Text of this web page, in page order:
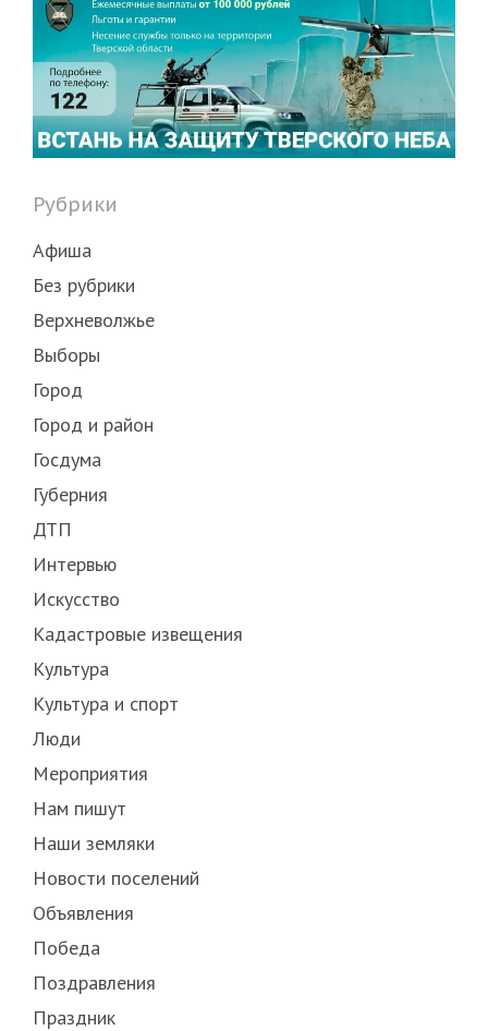
Рубрики
Афиша
Без рубрики
Верхневолжье
Выборы
Город
Город и район
Госдума
Губерния
ДТП
Интервью
Искусство
Кадастровые извещения
Культура
Культура и спорт
Люди
Мероприятия
Нам пишут
Наши земляки
Новости поселений
Объявления
Победа
Поздравления
Праздник